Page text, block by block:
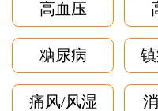
高血压
糖尿病
痛风/风湿